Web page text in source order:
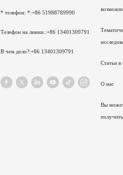
* телефон: *:+86 51988789990
Телефон на линии.:+86 13401309791
В чем дело?:+86 13401309791
Статьи в
О нас
Вы